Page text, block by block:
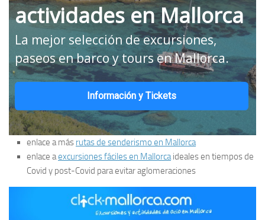
actividades en Mallorca
La mejor selección de excursiones,
paseos en barco y tours en Mallorca.
Información y Tickets
enlace a más rutas de senderismo en Mallorca
enlace aexcursiones fáciles en Mallorca ideales en tiempos de
Covid y post-Covid para evitar aglomeraciones